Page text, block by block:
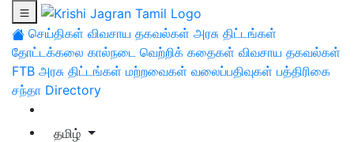
செய்திகள் விவசாய தகவல்கள் அரசு திட்டங்கள்
தோட்டக்கலை கால்நடை வெற்றிக் கதைகள் விவசாய தகவல்கள்
FTB அரசு திட்டங்கள் மற்றவைகள் வலைப்பதிவுகள் பத்திரிகை
சந்தா Directory
தமிழ்